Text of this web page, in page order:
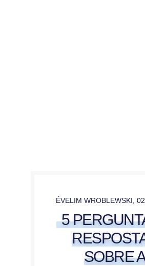
ÉVELIM WROBLEWSKI
5
SOBRE